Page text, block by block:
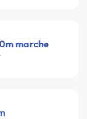
marche